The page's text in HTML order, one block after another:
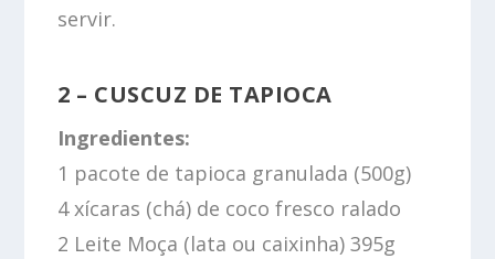
servir.
2 – CUSCUZ DE TAPIOCA
Ingredientes:
1 pacote de tapioca granulada (500g)
4 xícaras (chá) de coco fresco ralado
2 Leite Moça (lata ou caixinha) 395g